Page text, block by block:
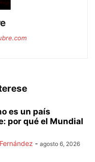
es un país
por qué el Mundial
- agosto 6, 2026